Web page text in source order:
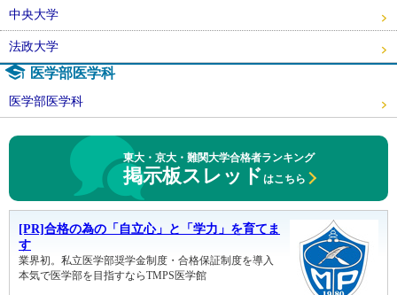
中央大学
法政大学
医学部医学科
医学部医学科
東大・京大・難関大学合格者ランキング
掲示板スレッドはこちら